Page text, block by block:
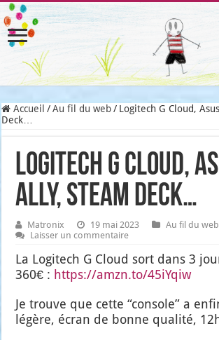
Accueil / Au fil du web / Logitech G Cloud,
Deck…
Logitech G Cloud,
Ally, Steam Deck…
Matronix 19 mai 2023
Au fil du web
Laisser un commentaire
La Logi­tech G Cloud sort dans 3
360€ : https://amzn.to/45iYqiw
Je trouve que cette “console” a
légère, écran de bonne qua­li­té,